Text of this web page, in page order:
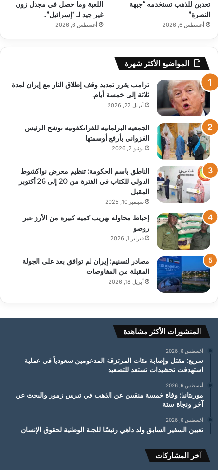
تعدين للذهب تستخدمه “جبهة
النصرة”
أغسطس 6, 2026
اللعبة وما حصل في مجدل زون
غير جيد لـ “إسرائيل”..
أغسطس 6, 2026
المواضيع الأكثر شهرة
ترامب يقرر تمديد وقف إطلاق النار مع إيران لمدة
ثلاثة إلى خمسة أيام.
أبريل 22, 2026
الجمعية البرلمانية للفرانكفونية توشح الرئيس
الغزواني بأرفع أوسمتها
يونيو 2, 2026
الناطق باسم الحكومة: تنظيم معرض نواكشوط
الدولي للكتاب في الفترة من 20 إلى 26 أكتوبر
المقبل
سبتمبر 10, 2025
إحباط محاولة تهريب كمية كبيرة من الأرز عبر
روصو
فبراير 1, 2026
مصادر لتسنيم: إيران لم توافق بعد على الجولة
المقبلة من المفاوضات
أبريل 18, 2026
المنشورات الأكثر مشاهدة
أغسطس 6, 2026
سريع: مقتل وإصابة مئات المرتزقة المدعومين سعودياً في عملية
استهدفت تحشيدات تستعد للتصعيد
أغسطس 6, 2026
موريتانيا: وفاة خمسة منقبين عن الذهب في تيرس زمور والبحث عن
آخر ونجاة ستة
أغسطس 6, 2026
تعيين السفير السابق ولد داهي رئيسًا للجنة الوطنية لحقوق الإنسان
آخر المشاركات